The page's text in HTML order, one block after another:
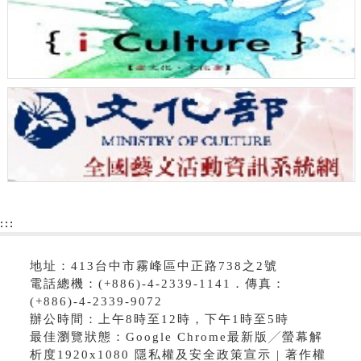
:::
地址：413台中市霧峰區中正路738之2號
電話總機：(+886)-4-2339-1141．傳真：
(+886)-4-2339-9072
辦公時間：上午8時至12時，下午1時至5時
最佳瀏覽狀態：Google Chrome最新版╱螢幕解
析度1920x1080 隱私權及安全政策宣示 | 著作權